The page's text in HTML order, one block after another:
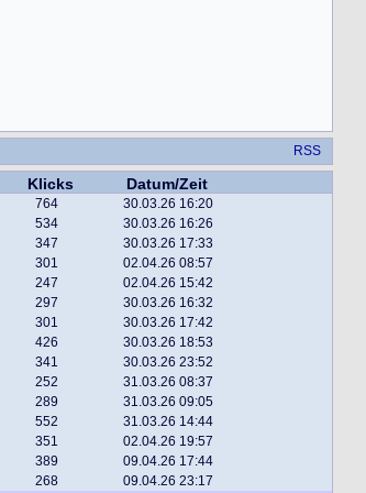
RSS
Klicks
Datum/Zeit
764 30.03.26 16:20
534 30.03.26 16:26
347 30.03.26 17:33
301 02.04.26 08:57
247 02.04.26 15:42
297 30.03.26 16:32
301 30.03.26 17:42
426 30.03.26 18:53
341 30.03.26 23:52
252 31.03.26 08:37
289 31.03.26 09:05
552 31.03.26 14:44
351 02.04.26 19:57
389 09.04.26 17:44
268 09.04.26 23:17